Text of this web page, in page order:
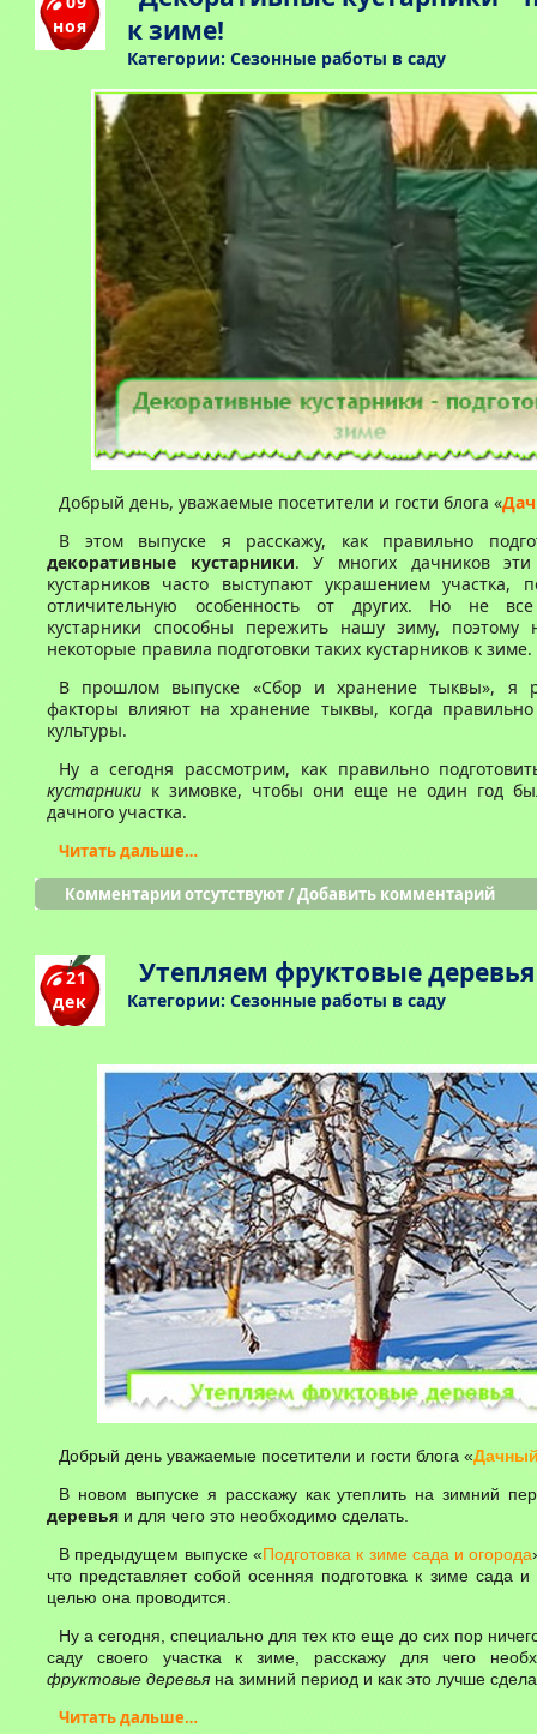
ноя
к зиме!
Категории: Сезонные работы в саду
Добрый день, уважаемые посетители и гости блога «
В этом выпуске я расскажу, как правильно
декоративные кустарники. У многих дачников эти
кустарников часто выступают украшением участка,
отличительную особенность от других. Но не все
кустарники способны пережить нашу зиму, поэтому
некоторые правила подготовки таких кустарников к зиме.
В прошлом выпуске «Сбор и хранение тыквы», я
факторы влияют на хранение тыквы, когда
культуры.
Ну а сегодня рассмотрим, как правильно
кустарники к зимовке, чтобы они еще не один год
дачного участка.
Читать дальше…
Комментарии отсутствуют/Добавить комментарий
21
дек
Утепляем фруктовые деревья
Категории: Сезонные работы в саду
Добрый день уважаемые посетители и гости блога «
В новом выпуске я расскажу как утеплить на зимний
деревья и для чего это необходимо сделать.
В предыдущем выпуске «Подготовка к зиме сада и огорода
что представляет собой осенняя подготовка к зиме сада и
целью она проводится.
Ну а сегодня, специально для тех кто еще до сих пор
саду своего участка к зиме, расскажу для чего
фруктовые деревья на зимний период и как это лучше
Читать дальше…